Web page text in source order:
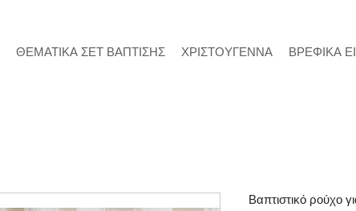
Βαπτιστικό ρούχο
ΘΕΜΑΤΙΚΑ ΣΕΤ ΒΑΠΤΙΣΗΣ ΧΡΙΣΤΟΥΓΕΝΝΑ ΒΡΕΦΙΚΑ